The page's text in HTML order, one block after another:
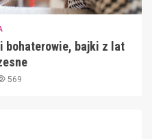
bohaterowie, bajki z lat
569